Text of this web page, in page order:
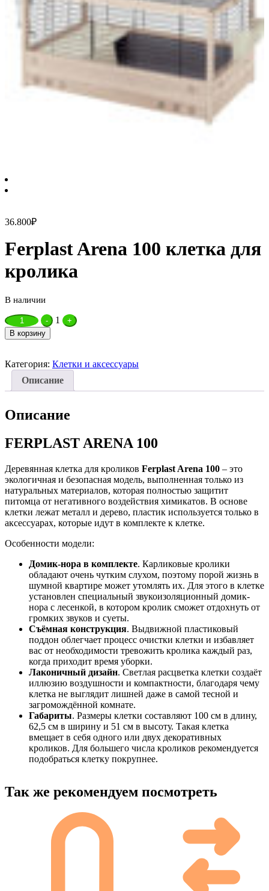
36.800₽
Ferplast Arena 100 клетка для
кролика
В наличии
Quantity
- 1
+
В корзину
Категория: Клетки и аксессуары
Описание
Описание
FERPLAST ARENA 100
Деревянная клетка для кроликов Ferplast Arena 100 – это
экологичная и безопасная модель, выполненная только из
натуральных материалов, которая полностью защитит
питомца от негативного воздействия химикатов. В основе
клетки лежат металл и дерево, пластик используется только в
аксессуарах, которые идут в комплекте к клетке.
Особенности модели:
Домик-нора в комплекте. Карликовые кролики
обладают очень чутким слухом, поэтому порой жизнь в
шумной квартире может утомлять их. Для этого в клетке
установлен специальный звукоизоляционный домик-
нора с лесенкой, в котором кролик сможет отдохнуть от
громких звуков и суеты.
Съёмная конструкция. Выдвижной пластиковый
поддон облегчает процесс очистки клетки и избавляет
вас от необходимости тревожить кролика каждый раз,
когда приходит время уборки.
Лаконичный дизайн. Светлая расцветка клетки создаёт
иллюзию воздушности и компактности, благодаря чему
клетка не выглядит лишней даже в самой тесной и
загромождённой комнате.
Габариты. Размеры клетки составляют 100 см в длину,
62,5 см в ширину и 51 см в высоту. Такая клетка
вмещает в себя одного или двух декоративных
кроликов. Для большего числа кроликов рекомендуется
подобраться клетку покрупнее.
Так же рекомендуем посмотреть